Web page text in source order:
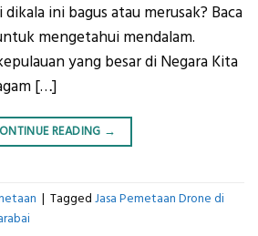
ini bagus atau merusak? Baca
mengetahui mendalam.
yang besar di Negara Kita
[…]
READING →
| Tagged Jasa Pemetaan Drone di